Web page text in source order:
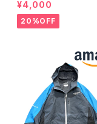
ディースOKアメカジ90s
ート/スポーツUSAブラ
エコバッグ348659
¥4,000
20%OFF